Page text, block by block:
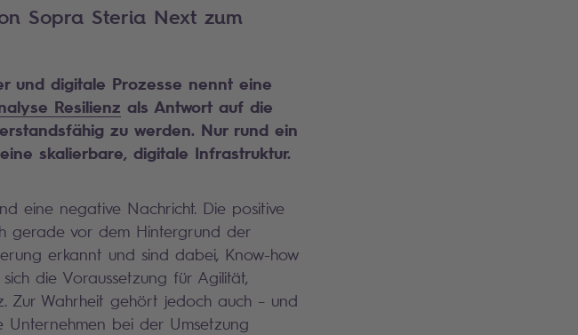
Sopra Steria Next zum
und digitale Prozesse nennt eine
Resilienz als Antwort auf die
zu werden. Nur rund ein
skalierbare, digitale Infrastruktur.
eine negative Nachricht. Die positive
gerade vor dem Hintergrund der
erkannt und sind dabei, Know-how
die Voraussetzung für Agilität,
Zur Wahrheit gehört jedoch auch – und
bei der Umsetzung